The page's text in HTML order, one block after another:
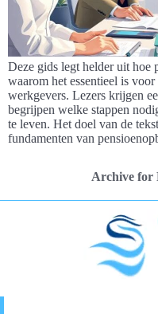
Deze gids legt helder uit hoe
waarom het essentieel is
werkgevers. Lezers krijgen
begrijpen welke stappen
te leven. Het doel van de
fundamenten van
Archive for